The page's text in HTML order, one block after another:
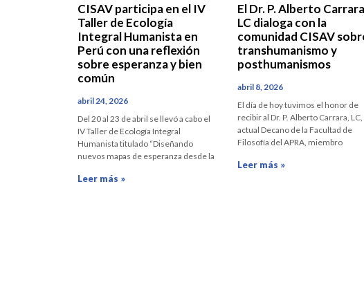
CISAV participa en el IV
Taller de Ecología
Integral Humanista en
Perú con una reflexión
sobre esperanza y bien
común
abril 24, 2026
Del 20 al 23 de abril se llevó a cabo el
IV Taller de Ecología Integral
Humanista titulado “Diseñando
nuevos mapas de esperanza desde la
Leer más »
El Dr. P. Alberto Carrara
LC dialoga con la
comunidad CISAV
transhumanismo y
posthumanismos
abril 8, 2026
El día de hoy tuvimos el honor de
recibir al Dr. P. Alberto Carrara, LC,
actual Decano de la Facultad de
Filosofía del APRA, miembro
Leer más »